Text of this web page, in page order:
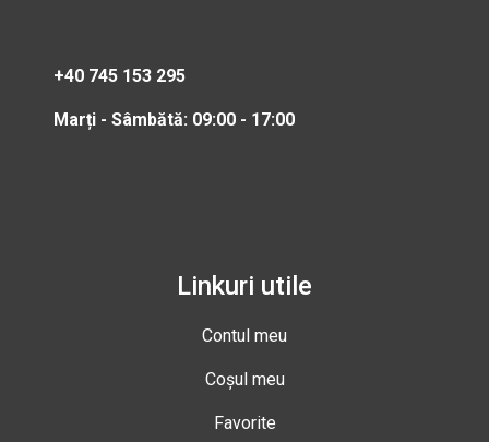
+40 745 153 295
Marți - Sâmbătă: 09:00 - 17:00
Linkuri utile
Contul meu
Coșul meu
Favorite